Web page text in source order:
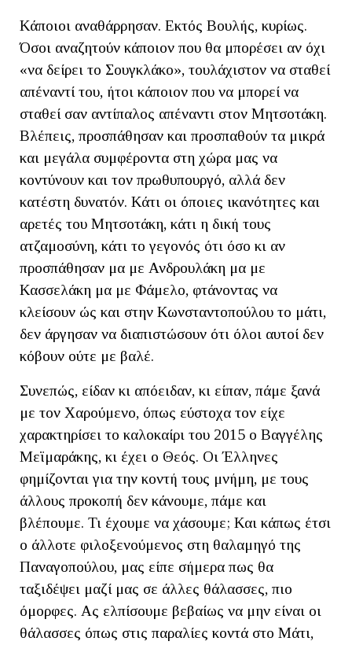
Κάποιοι αναθάρρησαν. Εκτός Βουλής, κυρίως.
Όσοι αναζητούν κάποιον που θα μπορέσει αν όχι
«να δείρει το Σουγκλάκο», τουλάχιστον να σταθεί
απέναντί του, ήτοι κάποιον που να μπορεί να
σταθεί σαν αντίπαλος απέναντι στον Μητσοτάκη.
Βλέπεις, προσπάθησαν και προσπαθούν τα μικρά
και μεγάλα συμφέροντα στη χώρα μας να
κοντύνουν και τον πρωθυπουργό, αλλά δεν
κατέστη δυνατόν. Κάτι οι όποιες ικανότητες και
αρετές του Μητσοτάκη, κάτι η δική τους
ατζαμοσύνη, κάτι το γεγονός ότι όσο κι αν
προσπάθησαν μα με Ανδρουλάκη μα με
Κασσελάκη μα με Φάμελο, φτάνοντας να
κλείσουν ώς και στην Κωνσταντοπούλου το μάτι,
δεν άργησαν να διαπιστώσουν ότι όλοι αυτοί δεν
κόβουν ούτε με βαλέ.
Συνεπώς, είδαν κι απόειδαν, κι είπαν, πάμε ξανά
με τον Χαρούμενο, όπως εύστοχα τον είχε
χαρακτηρίσει το καλοκαίρι του 2015 ο Βαγγέλης
Μεϊμαράκης, κι έχει ο Θεός. Οι Έλληνες
φημίζονται για την κοντή τους μνήμη, με τους
άλλους προκοπή δεν κάνουμε, πάμε και
βλέπουμε. Τι έχουμε να χάσουμε; Και κάπως έτσι
ο άλλοτε φιλοξενούμενος στη θαλαμηγό της
Παναγοπούλου, μας είπε σήμερα πως θα
ταξιδέψει μαζί μας σε άλλες θάλασσες, πιο
όμορφες. Ας ελπίσουμε βεβαίως να μην είναι οι
θάλασσες όπως στις παραλίες κοντά στο Μάτι,